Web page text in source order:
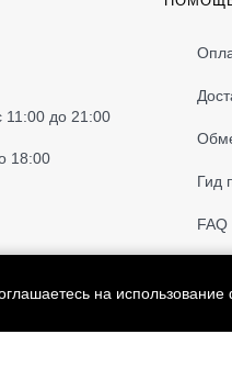
11:00 до 21:00
18:00
Гид
FAQ
на